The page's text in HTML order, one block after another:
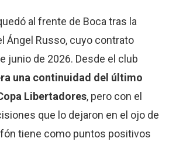
al frente de Boca tras la
Ángel Russo, cuyo contrato
junio de 2026. Desde el club
una continuidad del último
Libertadores, pero con el
que lo dejaron en el ojo de
tiene como puntos positivos